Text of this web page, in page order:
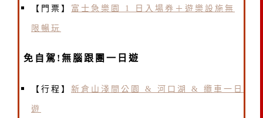
【門票】 富士急樂園 1 日入場券＋遊樂設施無
限暢玩
免自駕!無腦跟團一日遊
【行程】 新倉山淺間公園 & 河口湖 & 纜車一日
遊